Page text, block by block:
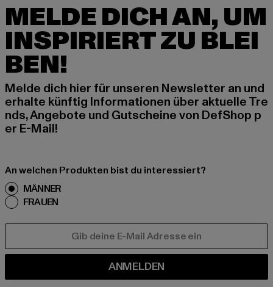
MELDE DICH AN, UM
INSPIRIERT ZU BLEI
BEN!
Melde dich hier für unseren Newsletter an und
erhalte künftig Informationen über aktuelle Tre
nds, Angebote und Gutscheine von DefShop p
er E-Mail!
An welchen Produkten bist du interessiert?
MÄNNER
FRAUEN
ANMELDEN